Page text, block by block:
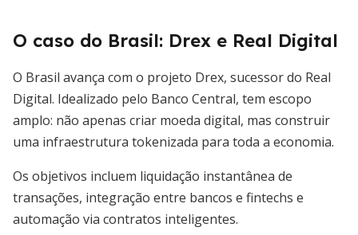
O caso do Brasil: Drex e Real Digital
O Brasil avança com o projeto Drex, sucessor do Real
Digital. Idealizado pelo Banco Central, tem escopo
amplo: não apenas criar moeda digital, mas construir
uma infraestrutura tokenizada para toda a economia.
Os objetivos incluem liquidação instantânea de
transações, integração entre bancos e fintechs e
automação via contratos inteligentes.